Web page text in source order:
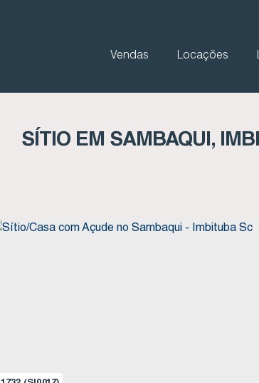
Locações
Vendas
SÍTIO EM SAMBAQUI,